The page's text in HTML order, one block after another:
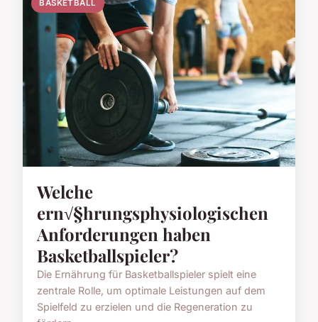
BASKETBALL
Welche
ern√§hrungsphysiologischen
Anforderungen haben
Basketballspieler?
Die Ernährung für Basketballspieler spielt eine
zentrale Rolle, um optimale Leistungen auf dem
Spielfeld zu erzielen und die Regeneration zu